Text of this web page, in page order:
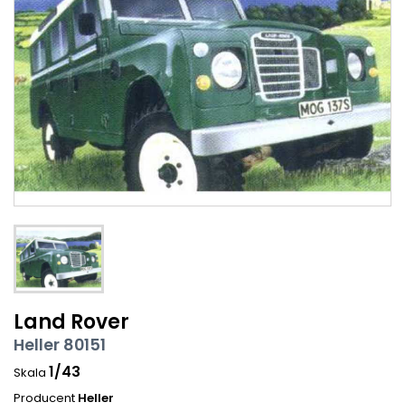
Land Rover
Heller 80151
Skala 1/43
Producent Heller